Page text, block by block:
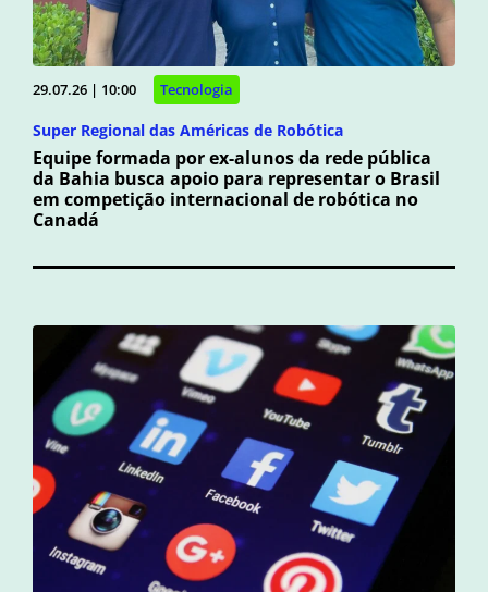
29.07.26 | 10:00 Tecnologia
Super Regional das Américas de Robótica
Equipe formada por ex-alunos da rede pública
da Bahia busca apoio para representar o Brasil
em competição internacional de robótica no
Canadá